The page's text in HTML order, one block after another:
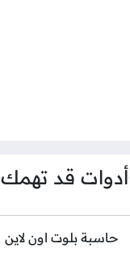
أدوات قد تهمك
حاسبة بلوت اون لاين